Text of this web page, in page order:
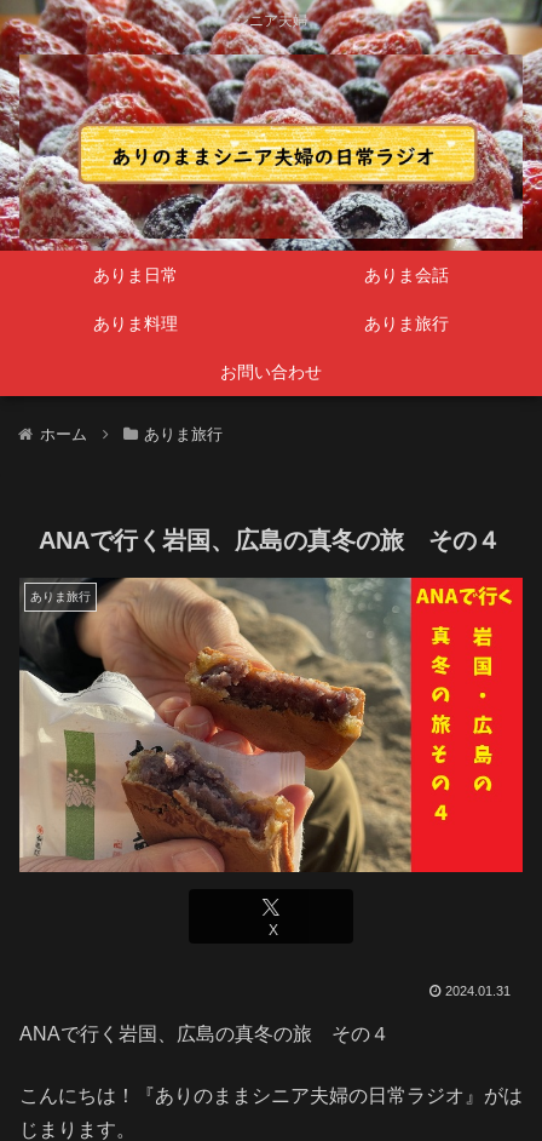
シニア夫婦
ありま日常 ありま会話
ありま料理 ありま旅行
お問い合わせ
ホーム ありま旅行
ANAで行く岩国、広島の真冬の旅 その４
ありま旅行
X
2024.01.31
ANAで行く岩国、広島の真冬の旅 その４
こんにちは！『ありのままシニア夫婦の日常ラジオ』がは
じまります。